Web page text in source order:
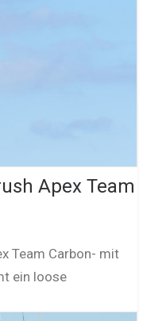
Apex Team
Team Carbon- mit
ein loose